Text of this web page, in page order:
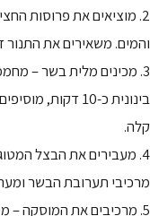
2. מוציאים את פרוסות
והמים. משאירים את התנור
3. מכינים מלית בשר –
בינונית כ-10
קלה.
4. מעבירים את הבצל
מרכיבי תערובת הבשר
5. מרכיבים את המוסקה –